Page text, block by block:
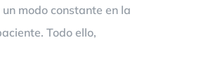
modo constante en la
Todo ello,